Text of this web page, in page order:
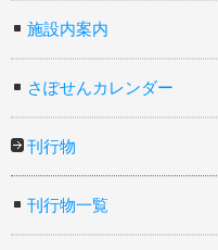
施設内案内
さぽせんカレンダー
刊行物
刊行物一覧